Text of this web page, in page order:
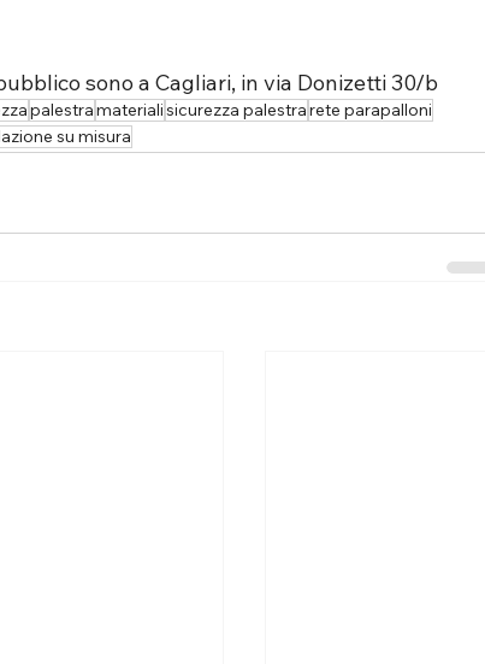
sono a Cagliari, in via Donizetti 30/b
palestramaterialisicurezza palestrarete parapalloni
su misura